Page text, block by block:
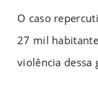
O caso
27 mil
violência dessa